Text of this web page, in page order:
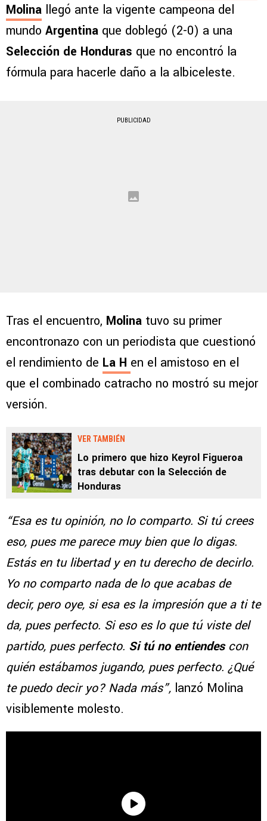
Molina llegó ante la vigente campeona del
mundo Argentina que doblegó (2-0) a una
Selección de Honduras que no encontró la
fórmula para hacerle daño a la albiceleste.
PUBLICIDAD
Tras el encuentro, Molina tuvo su primer
encontronazo con un periodista que cuestionó
el rendimiento de La H en el amistoso en el
que el combinado catracho no mostró su mejor
versión.
VER TAMBIÉN
Lo primero que hizo Keyrol Figueroa
tras debutar con la Selección de
Honduras
“Esa es tu opinión, no lo comparto. Si tú crees
eso, pues me parece muy bien que lo digas.
Estás en tu libertad y en tu derecho de decirlo.
Yo no comparto nada de lo que acabas de
decir, pero oye, si esa es la impresión que a ti te
da, pues perfecto. Si eso es lo que tú viste del
partido, pues perfecto. Si tú no entiendescon
quién estábamos jugando, pues perfecto. ¿Qué
te puedo decir yo? Nada más”, lanzó Molina
visiblemente molesto.